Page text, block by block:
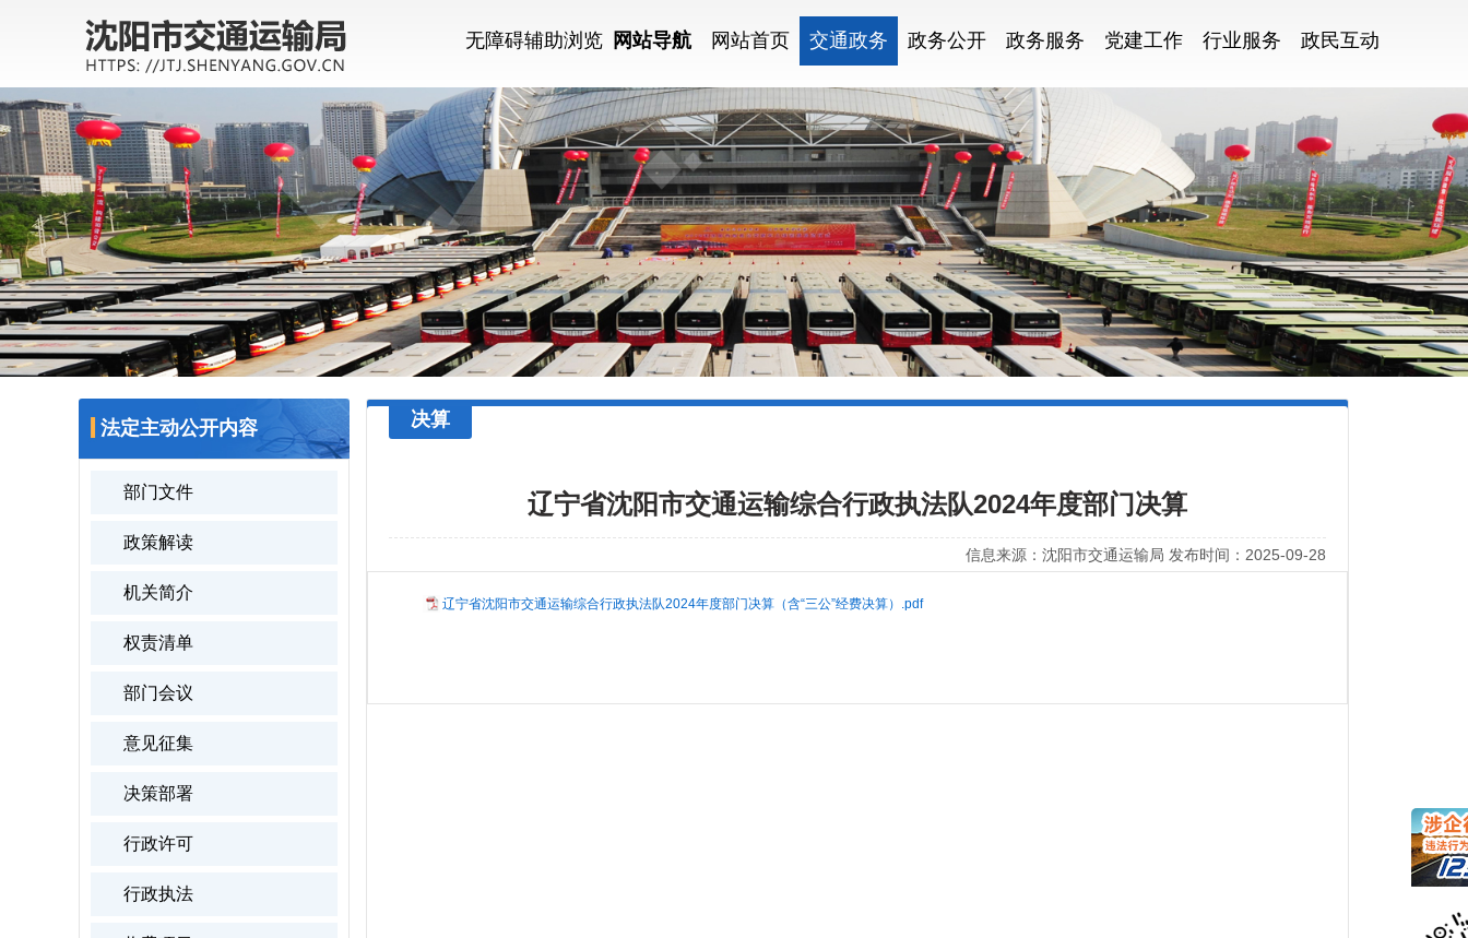
无障碍辅助浏览 网站导航 网站首页 交通政务 政务公开 政务服务 党建工作 行业服务 政民互动
法定主动公开内容
部门文件
政策解读
机关简介
权责清单
部门会议
意见征集
决策部署
行政许可
行政执法
决算
辽宁省沈阳市交通运输综合行政执法队2024年度部门决算
信息来源：沈阳市交通运输局 发布时间：2025-09-28
辽宁省沈阳市交通运输综合行政执法队2024年度部门决算（含“三公”经费决算）.pdf